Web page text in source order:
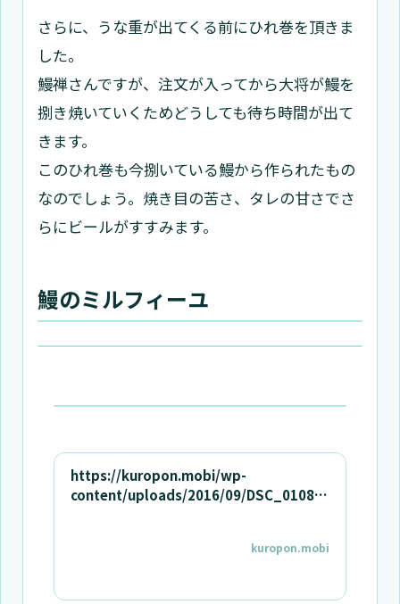
さらに、うな重が出てくる前にひれ巻を頂きま
した。
鰻禅さんですが、注文が入ってから大将が鰻を
捌き焼いていくためどうしても待ち時間が出て
きます。
このひれ巻も今捌いている鰻から作られたもの
なのでしょう。焼き目の苦さ、タレの甘さでさ
らにビールがすすみます。
鰻のミルフィーユ
https://kuropon.mobi/wp-
content/uploads/2016/09/DSC_0108.j
kuropon.mobi